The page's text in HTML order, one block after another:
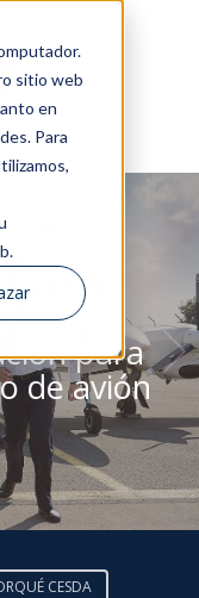
sitio web
en
Para
para
de avión
CESDA